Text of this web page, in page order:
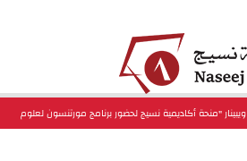
ويبينار "منحة أكاديمية نسيج لحضور برنامج مورتنسون لعلوم